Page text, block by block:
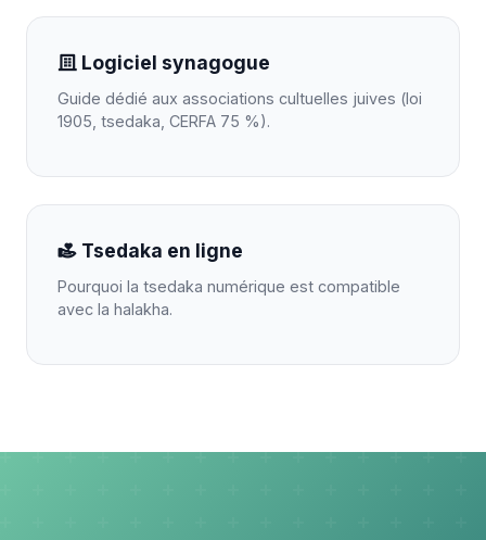
Logiciel synagogue
Guide dédié aux associations cultuelles juives (loi
1905, tsedaka, CERFA 75 %).
Tsedaka en ligne
Pourquoi la tsedaka numérique est compatible
avec la halakha.